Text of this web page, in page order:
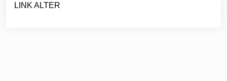
LINK ALTER